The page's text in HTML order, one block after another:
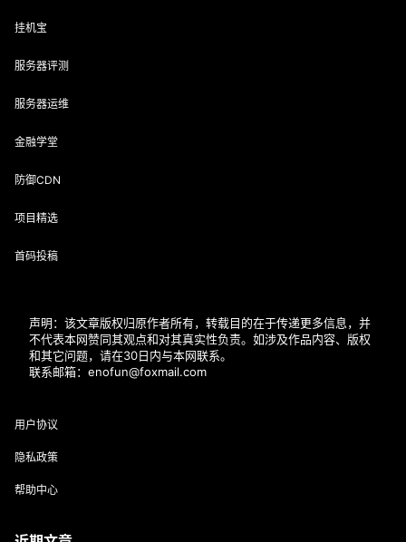
挂机宝
服务器评测
服务器运维
金融学堂
防御CDN
项目精选
首码投稿
声明：该文章版权归原作者所有，转载目的在于传递更多信息，并
不代表本网赞同其观点和对其真实性负责。如涉及作品内容、版权
和其它问题，请在30日内与本网联系。
联系邮箱：enofun@foxmail.com
用户协议
隐私政策
帮助中心